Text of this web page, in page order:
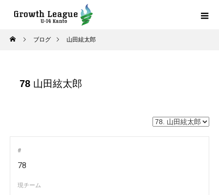
ブログ 山田絃太郎
78 山田絃太郎
#
78
現チーム